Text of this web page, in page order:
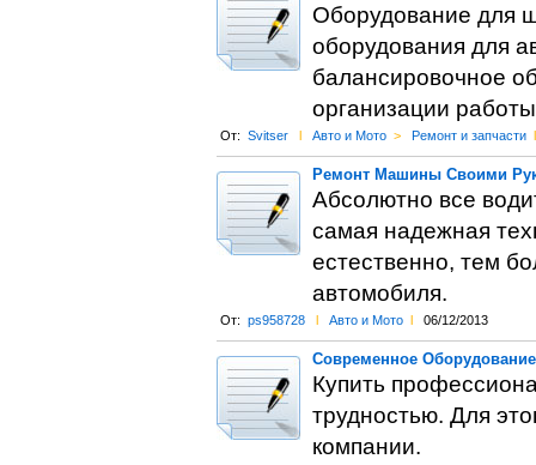
Оборудование для
оборудования для
балансировочное
организации
От: Svitser l Авто и Мото > Ремонт и запчасти l
Ремонт Машины Своими
Абсолютно все
самая надежная
естественно, тем
автомобиля.
От: ps958728 l Авто и Мото l 06/12/2013
Современное
Купить
трудностью. Для
компании.